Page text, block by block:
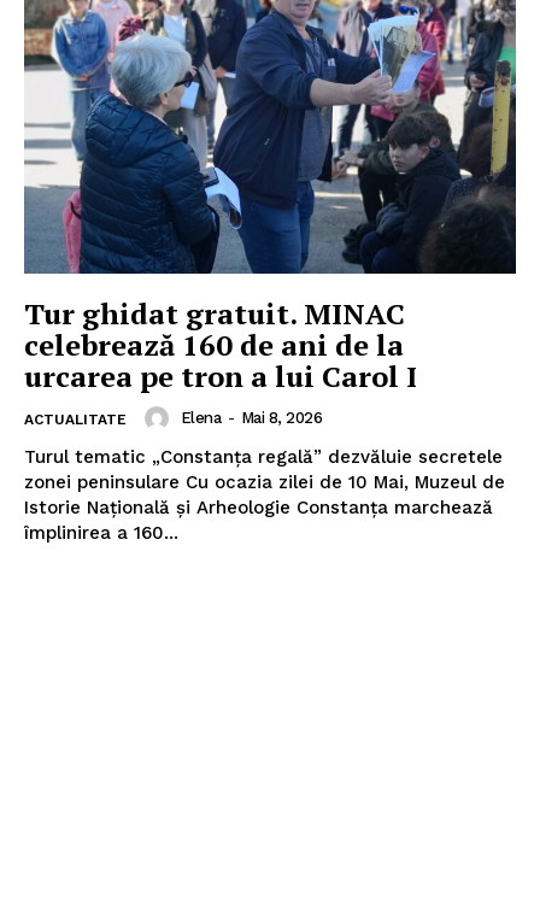
Tur ghidat gratuit. MINAC
celebrează 160 de ani de la
urcarea pe tron a lui Carol I
ACTUALITATE Elena - Mai 8, 2026
Turul tematic „Constanța regală” dezvăluie secretele
zonei peninsulare Cu ocazia zilei de 10 Mai, Muzeul de
Istorie Națională și Arheologie Constanța marchează
împlinirea a 160...